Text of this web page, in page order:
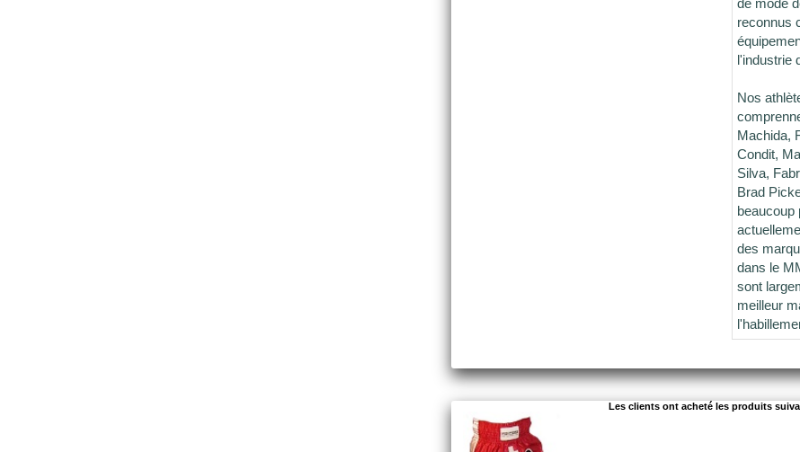
de mode
reconnus
l'industrie
Nos
Machida,
Condit,
Silva,
Brad
beaucoup
des
dans le
sont
meilleur
Les clients ont acheté les produits